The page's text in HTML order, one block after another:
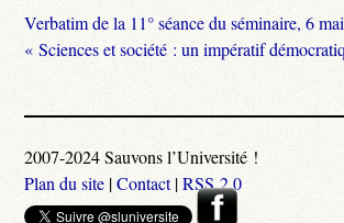
Verbatim de la 11° séance du séminaire, 6
« Sciences et société : un impératif
2007-2024 Sauvons l’Université !
Plan du site |Contact|RSS 2.0